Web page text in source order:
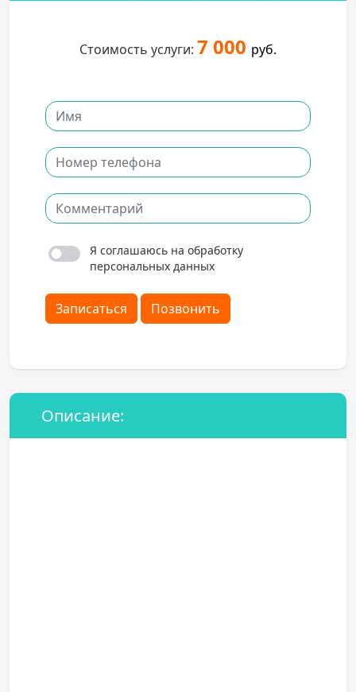
Стоимость услуги: 7 000 руб.
Я соглашаюсь на обработку
персональных данных
Записаться Позвонить
Описание: